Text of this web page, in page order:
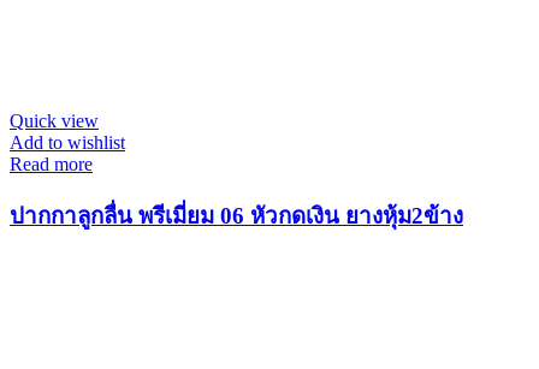
Quick view
Add to wishlist
Read more
ปากกาลูกลื่น พรีเมี่ยม 06 หัวกดเงิน ยางหุ้ม2ข้าง